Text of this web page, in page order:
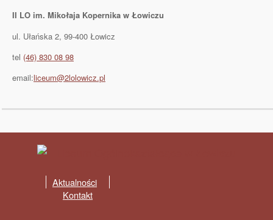
II LO im. Mikołaja Kopernika w Łowiczu
ul. Ułańska 2, 99-400 Łowicz
tel (46) 830 08 98
email:liceum@2lolowicz.pl
Aktualności
Kontakt